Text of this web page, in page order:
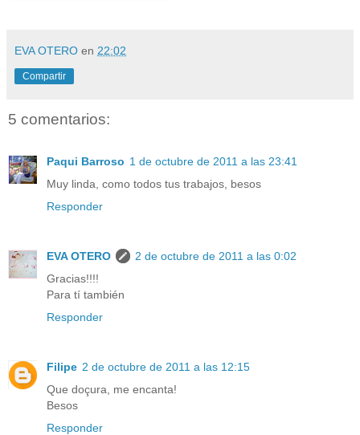
EVA OTERO en 22:02
Compartir
5 comentarios:
Paqui Barroso 1 de octubre de 2011 a las 23:41
Muy linda, como todos tus trabajos, besos
Responder
EVA OTERO
2 de octubre de 2011 a las 0:02
Gracias!!!!
Para tí también
Responder
Filipe 2 de octubre de 2011 a las 12:15
Que doçura, me encanta!
Besos
Responder